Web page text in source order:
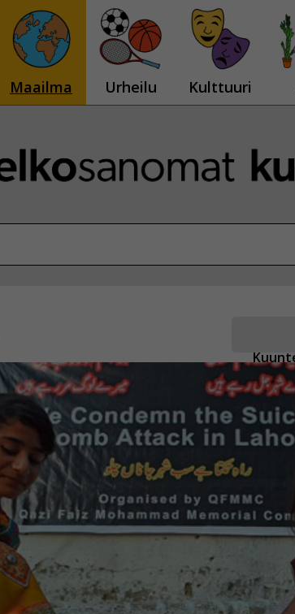
Maailma Urheilu Kulttuuri